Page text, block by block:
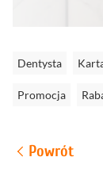
Dentysta
Promocja
Powrót